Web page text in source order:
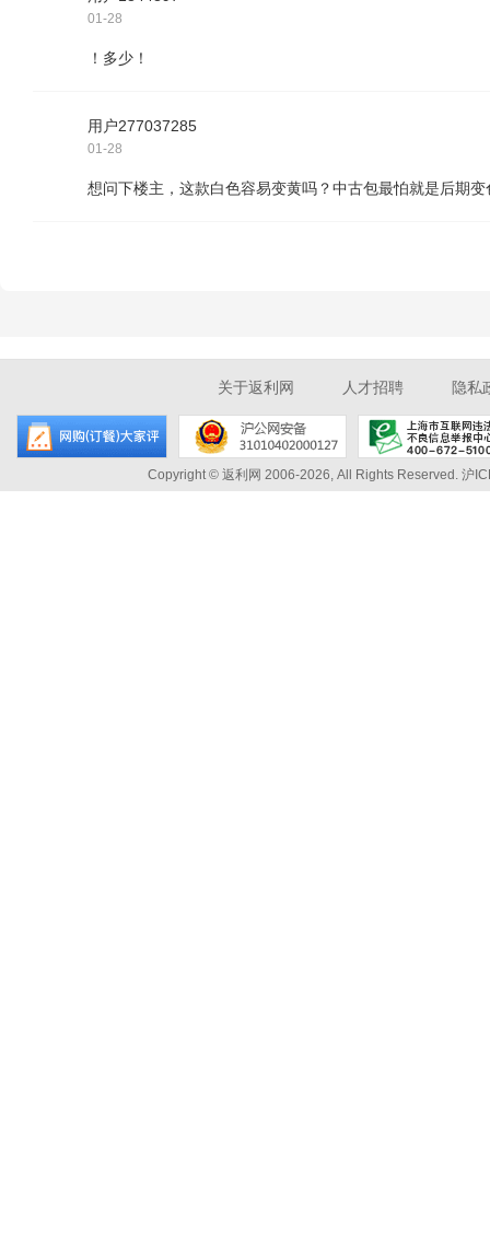
01-28
！多少！
用户277037285
01-28
想问下楼主，这款白色容易变黄吗？中古包最怕就是后期变
关于返利网 人才招聘 隐私
Copyright © 返利网 2006-2026, All Rights Reserved. 沪